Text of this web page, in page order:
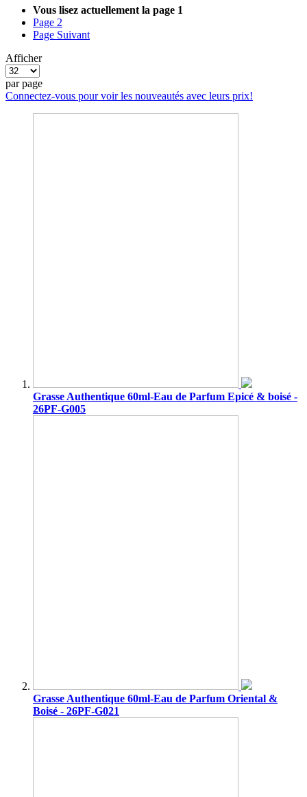
Vous lisez actuellement la page 1
Page 2
Page Suivant
Afficher
par page
Connectez-vous pour voir les nouveautés avec leurs prix!
Grasse Authentique 60ml-Eau de Parfum Epicé & boisé -
26PF-G005
Grasse Authentique 60ml-Eau de Parfum Oriental &
Boisé - 26PF-G021